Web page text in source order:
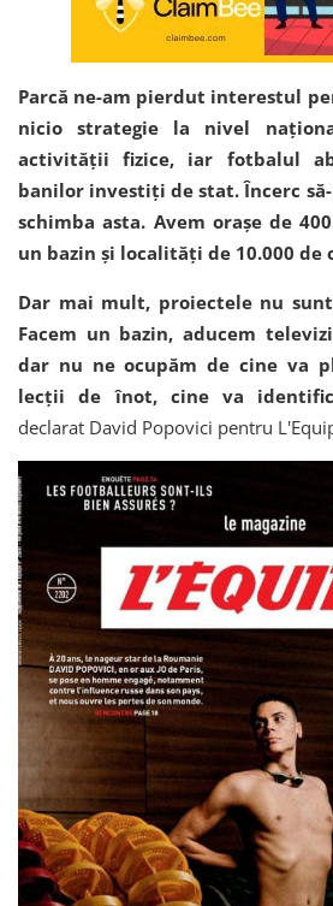
Parcă ne-am pierdut interestul
nicio strategie la nivel
activităţii fizice, iar fotbalul
banilor investiţi de stat. Încerc
schimba asta. Avem oraşe de
un bazin şi localităţi de 10.000 de
Dar mai mult, proiectele nu
Facem un bazin, aducem
dar nu ne ocupăm de cine va
lecţii de înot, cine va
declarat David Popovici pentru